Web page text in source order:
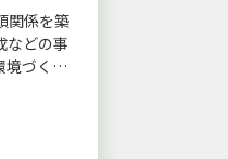
関係を築
などの事
境づくり